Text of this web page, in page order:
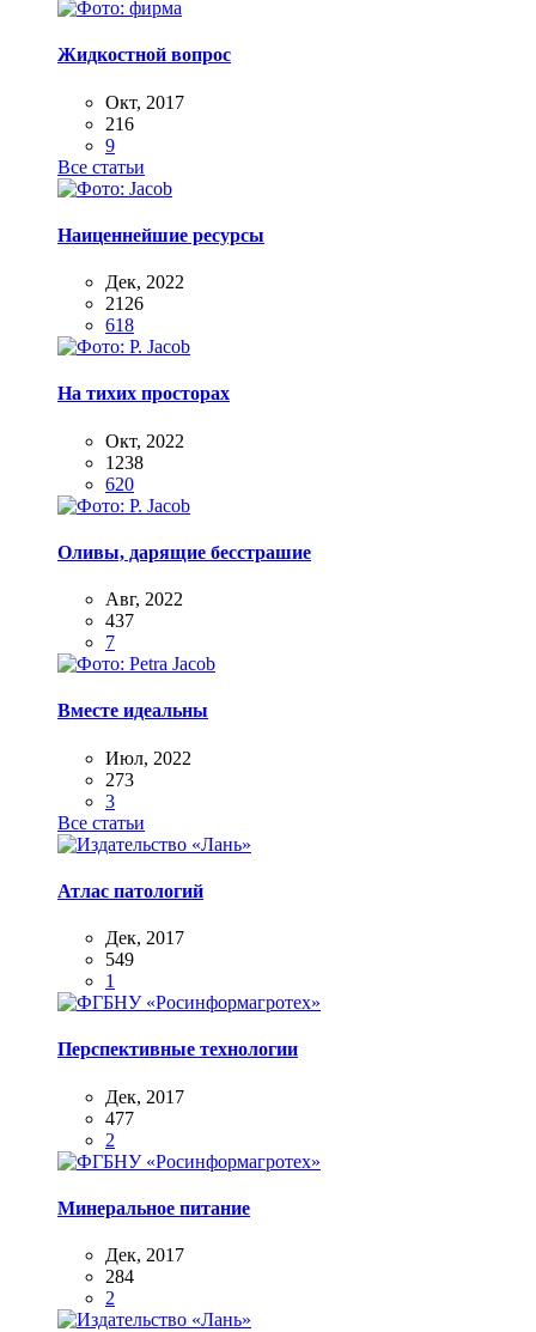
Жидкостной вопрос
Окт, 2017
216
9
Все статьи
Наиценнейшие ресурсы
Дек, 2022
2126
618
На тихих просторах
Окт, 2022
1238
620
Оливы, дарящие бесстрашие
Авг, 2022
437
7
Вместе идеальны
Июл, 2022
273
3
Все статьи
Атлас патологий
Дек, 2017
549
1
Перспективные технологии
Дек, 2017
477
2
Минеральное питание
Дек, 2017
284
2